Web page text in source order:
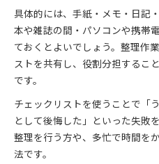
遺品整理なら伝言の
遺品整理で伝言
伝言が遺品整理
気持ちを伝える
遺品整理で伝言
具体的には、手紙・メモ・日記
本や雑誌の間・パソコンや携帯
ておくとよいでしょう。整理作
ストを共有し、役割分担するこ
です。
チェックリストを使うことで「
として後悔した」といった失敗
整理を行う方や、多忙で時間を
法です。